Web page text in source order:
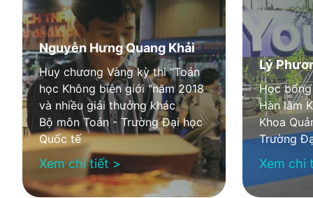
Nguyễn Hưng Quang Khải
Huy chương Vàng kỳ thi "Toán
học Không biên giới "năm 2018
và nhiều giải thưởng khác
Bộ môn Toán - Trường Đại học
Quốc tế
Xem chi tiết >
Lý
Học
Hàn lâm
Khoa
Trường
Xem chi